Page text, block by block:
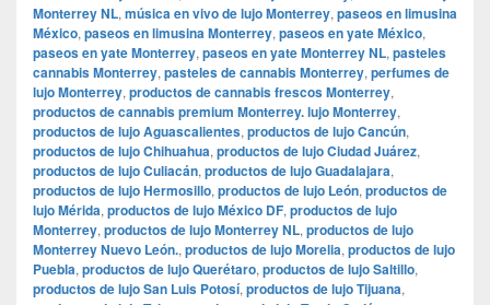
Monterrey NL, música en vivo de lujo Monterrey, paseos en limusina
México, paseos en limusina Monterrey, paseos en yate México,
paseos en yate Monterrey, paseos en yate Monterrey NL, pasteles
cannabis Monterrey, pasteles de cannabis Monterrey, perfumes de
lujo Monterrey, productos de cannabis frescos Monterrey,
productos de cannabis premium Monterrey. lujo Monterrey,
productos de lujo Aguascalientes, productos de lujo Cancún,
productos de lujo Chihuahua, productos de lujo Ciudad Juárez,
productos de lujo Culiacán, productos de lujo Guadalajara,
productos de lujo Hermosillo, productos de lujo León, productos de
lujo Mérida, productos de lujo México DF, productos de lujo
Monterrey, productos de lujo Monterrey NL, productos de lujo
Monterrey Nuevo León., productos de lujo Morelia, productos de lujo
Puebla, productos de lujo Querétaro, productos de lujo Saltillo,
productos de lujo San Luis Potosí, productos de lujo Tijuana,